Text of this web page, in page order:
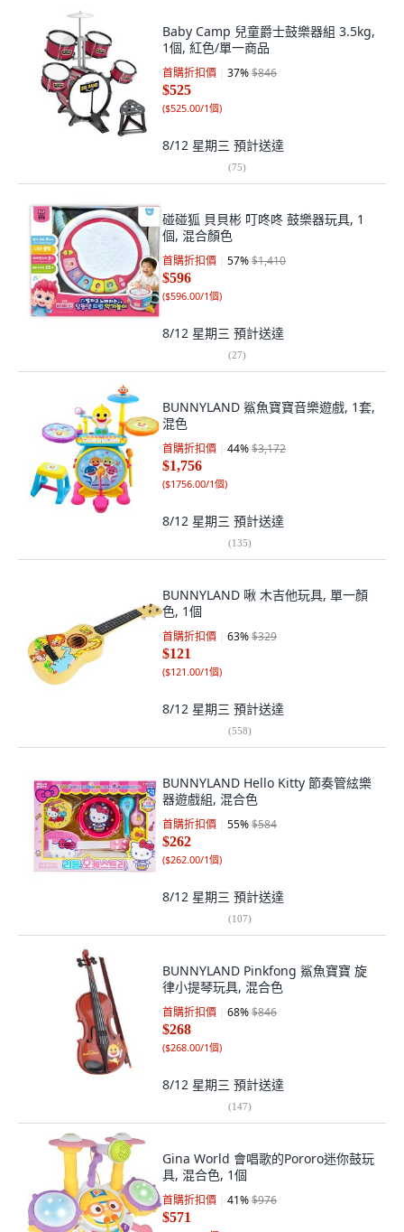
Baby Camp 兒童爵士鼓樂器組 3.5kg,
1個, 紅色/單一商品
首購折扣價 37%$846
$525
($525.00/1個)
8/12 星期三 預計送達
(75)
碰碰狐 貝貝彬 叮咚咚 鼓樂器玩具, 1
個, 混合顏色
首購折扣價 57%$1,410
$596
($596.00/1個)
8/12 星期三 預計送達
(27)
BUNNYLAND 鯊魚寶寶音樂遊戲, 1套,
混色
首購折扣價 44%$3,172
$1,756
($1756.00/1個)
8/12 星期三 預計送達
(135)
BUNNYLAND 啾 木吉他玩具, 單一顏
色, 1個
首購折扣價 63%$329
$121
($121.00/1個)
8/12 星期三 預計送達
(558)
BUNNYLAND Hello Kitty 節奏管絃樂
器遊戲組, 混合色
首購折扣價 55%$584
$262
($262.00/1個)
8/12 星期三 預計送達
(107)
BUNNYLAND Pinkfong 鯊魚寶寶 旋
律小提琴玩具, 混合色
首購折扣價 68%$846
$268
($268.00/1個)
8/12 星期三 預計送達
(147)
Gina World 會唱歌的Pororo迷你鼓玩
具, 混合色, 1個
首購折扣價 41%$976
$571